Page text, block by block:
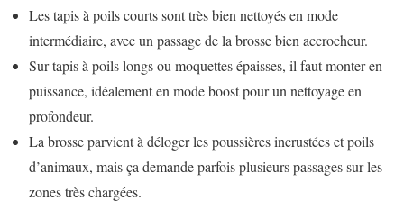
Les tapis à poils courts sont très bien nettoyés en mode
intermédiaire, avec un passage de la brosse bien accrocheur.
Sur tapis à poils longs ou moquettes épaisses, il faut monter en
puissance, idéalement en mode boost pour un nettoyage en
profondeur.
La brosse parvient à déloger les poussières incrustées et poils
d’animaux, mais ça demande parfois plusieurs passages sur les
zones très chargées.